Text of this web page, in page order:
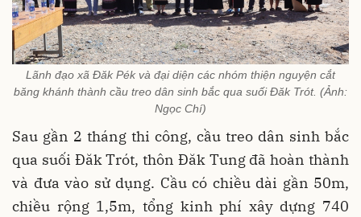
Lãnh đạo xã Đăk Pék và đại diện các nhóm thiện nguyện cắt
băng khánh thành cầu treo dân sinh bắc qua suối Đăk Trót. (Ảnh:
Ngọc Chí)
Sau gần 2 tháng thi công, cầu treo dân sinh bắc
qua suối Đăk Trót, thôn Đăk Tung đã hoàn thành
và đưa vào sử dụng. Cầu có chiều dài gần 50m,
chiều rộng 1,5m, tổng kinh phí xây dựng 740